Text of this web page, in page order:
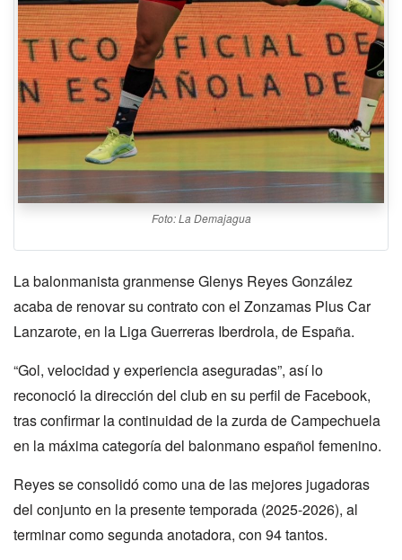
Foto: La Demajagua
La balonmanista granmense Glenys Reyes González
acaba de renovar su contrato con el Zonzamas Plus Car
Lanzarote, en la Liga Guerreras Iberdrola, de España.
“Gol, velocidad y experiencia aseguradas”, así lo
reconoció la dirección del club en su perfil de Facebook,
tras confirmar la continuidad de la zurda de Campechuela
en la máxima categoría del balonmano español femenino.
Reyes se consolidó como una de las mejores jugadoras
del conjunto en la presente temporada (2025-2026), al
terminar como segunda anotadora, con 94 tantos.